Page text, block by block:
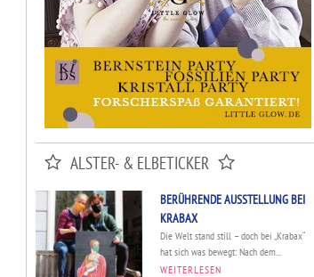
ALSTER- & ELBETICKER
BERÜHRENDE AUSSTELLUNG BEI
KRABAX
Die Welt stand still – doch bei „Krabax“
hat sich was bewegt: Nach dem...
WEITERLESEN